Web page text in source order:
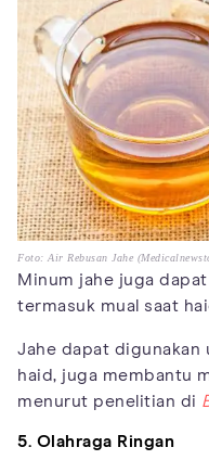
Foto: Air Rebusan Jahe
Minum jahe juga
termasuk mual saat
Jahe dapat digunakan
haid, juga membantu
menurut penelitian di
5. Olahraga Ringan